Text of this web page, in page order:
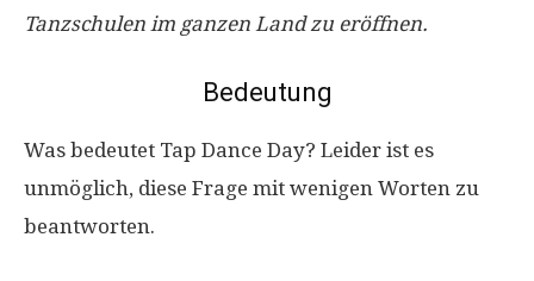
Tanzschulen im ganzen Land zu eröffnen.
Bedeutung
Was bedeutet Tap Dance Day? Leider ist es
unmöglich, diese Frage mit wenigen Worten zu
beantworten.